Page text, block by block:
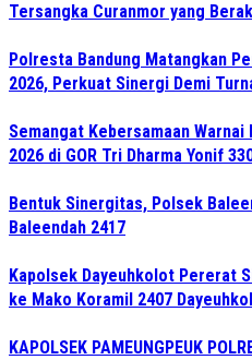
Tersangka Curanmor yang
Polresta Bandung Matangkan
2026, Perkuat Sinergi Demi
Semangat Kebersamaan
2026 di GOR Tri Dharma Yonif
Bentuk Sinergitas, Polsek
Baleendah 2417
Kapolsek Dayeuhkolot Pererat
ke Mako Koramil 2407
KAPOLSEK PAMEUNGPEUK